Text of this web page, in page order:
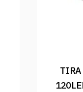
TIRA